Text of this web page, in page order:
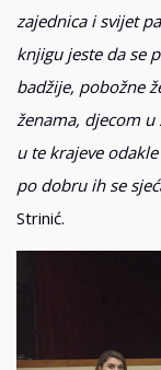
zajednica i svijet
knjigu jeste da se
badžije, pobožne
ženama, djecom
u te krajeve
po dobru ih se
Strinić.